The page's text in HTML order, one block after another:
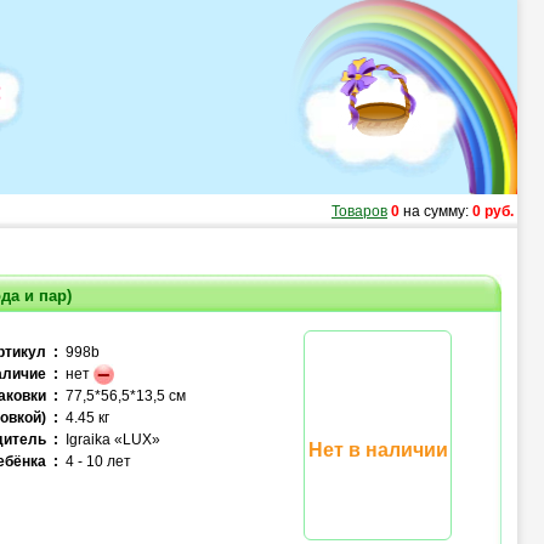
Товаров 0 на сумму: 0 руб.
и пар)
: 998b
: нет
: 77,5*56,5*13,5 см
: 4.45 кг
: Igraika «LUX»
: 4 - 10 лет
Нет в наличии